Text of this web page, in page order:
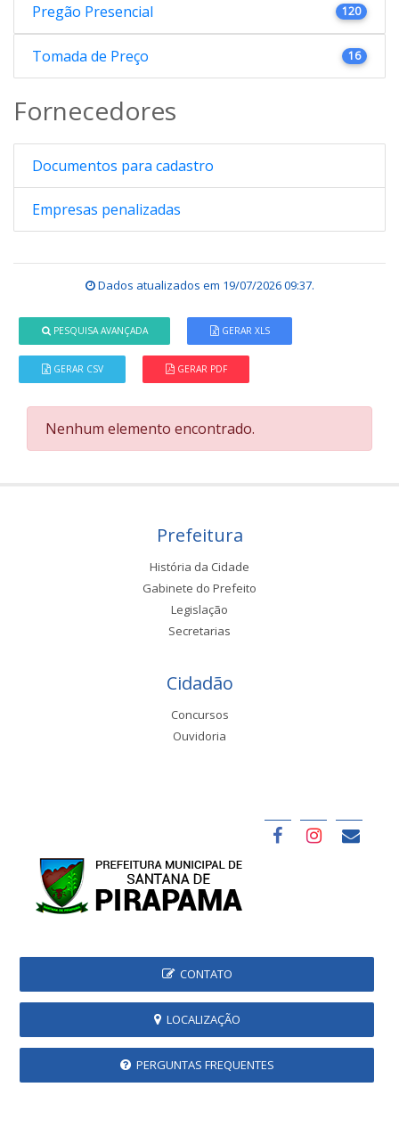
Pregão Presencial 120
Tomada de Preço 16
Fornecedores
Documentos para cadastro
Empresas penalizadas
Dados atualizados em 19/07/2026 09:37.
PESQUISA AVANÇADA GERAR XLS
GERAR CSV GERAR PDF
Nenhum elemento encontrado.
Prefeitura
História da Cidade
Gabinete do Prefeito
Legislação
Secretarias
Cidadão
Concursos
Ouvidoria
CONTATO
LOCALIZAÇÃO
PERGUNTAS FREQUENTES